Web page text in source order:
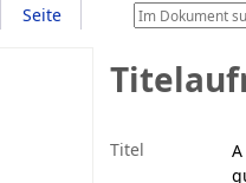
Seite
Titel